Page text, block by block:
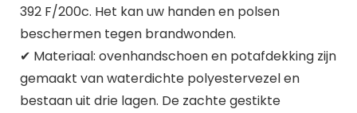
392 F/200c. Het kan uw handen en polsen
beschermen tegen brandwonden.
✔ Materiaal: ovenhandschoen en potafdekking zijn
gemaakt van waterdichte polyestervezel en
bestaan uit drie lagen. De zachte gestikte